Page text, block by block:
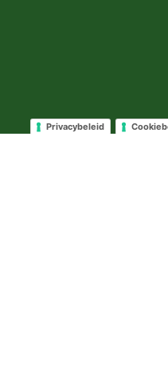
Privacybeleid